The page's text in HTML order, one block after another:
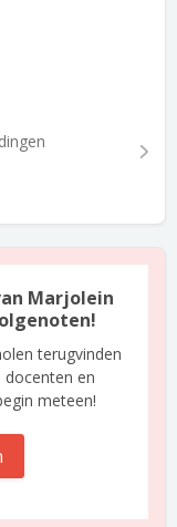
Marjolein
terugvinden
en
meteen!